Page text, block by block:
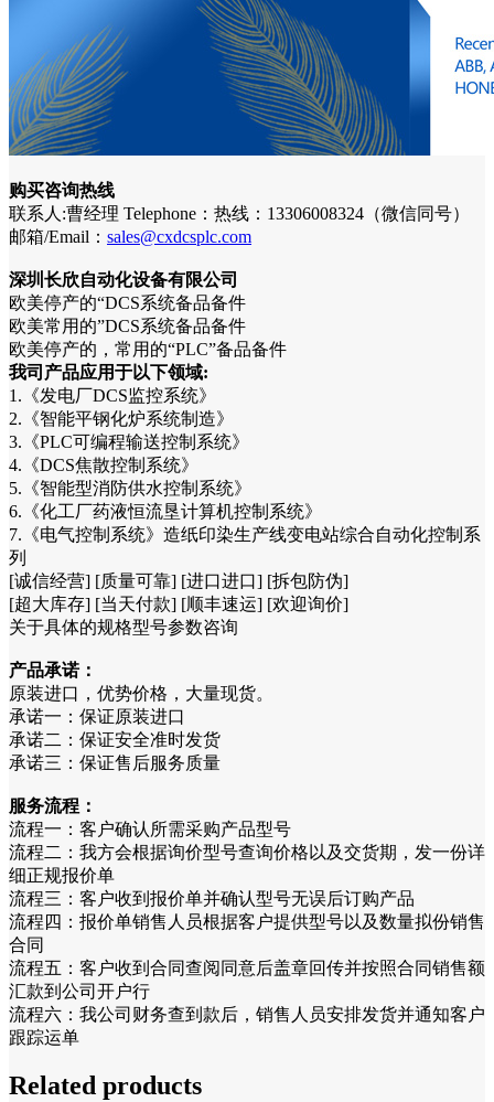
购买咨询热线
联系人:曹经理 Telephone：热线：13306008324（微信同号）
邮箱/Email： sales@cxdcsplc.com
深圳长欣自动化设备有限公司
欧美停产的“DCS系统备品备件
欧美常用的”DCS系统备品备件
欧美停产的，常用的“PLC”备品备件
我司产品应用于以下领域:
1.《发电厂DCS监控系统》
2.《智能平钢化炉系统制造》
3.《PLC可编程输送控制系统》
4.《DCS焦散控制系统》
5.《智能型消防供水控制系统》
6.《化工厂药液恒流垦计算机控制系统》
7.《电气控制系统》造纸印染生产线变电站综合自动化控制系
列
[诚信经营] [质量可靠] [进口进口] [拆包防伪]
[超大库存] [当天付款] [顺丰速运] [欢迎询价]
关于具体的规格型号参数咨询
产品承诺：
原装进口，优势价格，大量现货。
承诺一：保证原装进口
承诺二：保证安全准时发货
承诺三：保证售后服务质量
服务流程：
流程一：客户确认所需采购产品型号
流程二：我方会根据询价型号查询价格以及交货期，发一份详
细正规报价单
流程三：客户收到报价单并确认型号无误后订购产品
流程四：报价单销售人员根据客户提供型号以及数量拟份销售
合同
流程五：客户收到合同查阅同意后盖章回传并按照合同销售额
汇款到公司开户行
流程六：我公司财务查到款后，销售人员安排发货并通知客户
跟踪运单
Related products